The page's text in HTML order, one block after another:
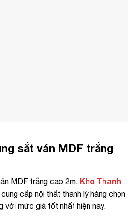
sắt ván MDF trắng
MDF trắng cao 2m. Kho Thanh
cấp nội thất thanh lý hàng chọn
với mức giá tốt nhất hiện nay.